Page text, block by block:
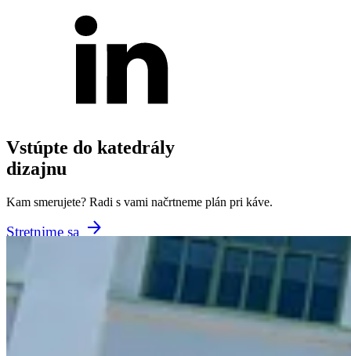
Vstúpte do katedrály
dizajnu
Kam smerujete? Radi s vami načrtneme plán pri káve.
Stretnime sa